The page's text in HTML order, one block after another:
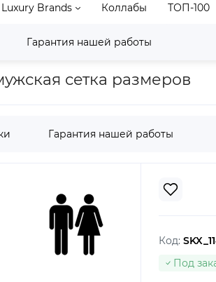
Luxury Brands Коллабы ТОП-100
Гарантия нашей работы
Hoka другие Hoka One
сетка размеров
Гарантия нашей работы
Код:
Под